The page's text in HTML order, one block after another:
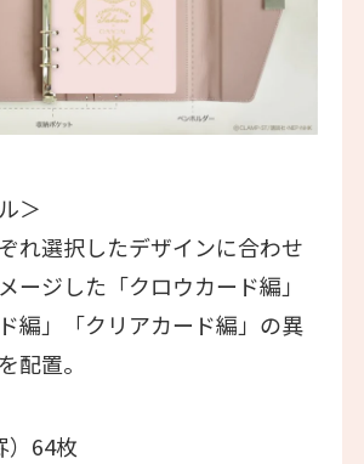
＞
れ選択したデザインに合わせ
ージした「クロウカード編」
編」「クリアカード編」の異
配置。
）64枚